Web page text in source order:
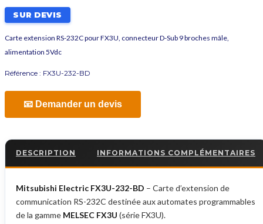
SUR DEVIS
Carte extension RS-232C pour FX3U, connecteur D-Sub 9 broches mâle,
alimentation 5Vdc
Référence : FX3U-232-BD
📧 Demander un devis
DESCRIPTION INFORMATIONS COMPLÉMENTAIRES
Mitsubishi Electric FX3U-232-BD – Carte d’extension de
communication RS-232C destinée aux automates programmables
de la gamme MELSEC FX3U (série FX3U).